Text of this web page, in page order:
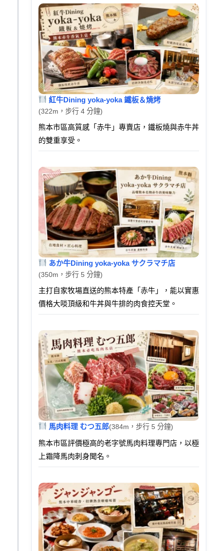
紅牛Dining yoka-yoka 鐵板＆燒烤
(322m，步行 4 分鐘)
熊本市區高質感「赤牛」專賣店，鐵板燒與赤牛丼
的雙重享受。
あか牛Dining yoka-yoka サクラマチ店
(350m，步行 5 分鐘)
主打自家牧場直送的熊本特產「赤牛」，能以實惠
價格大啖頂級和牛丼與牛排的肉食控天堂。
馬肉料理 むつ五郎(384m，步行 5 分鐘)
熊本市區評價極高的老字號馬肉料理專門店，以極
上霜降馬肉刺身聞名。